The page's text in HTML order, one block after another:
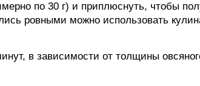
по 30 г) и приплюснуть, чтобы
ровными можно использовать
в зависимости от толщины